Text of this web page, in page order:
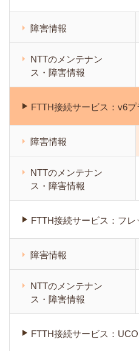
障害情報
NTTのメンテナン
ス・障害情報
FTTH接続サービス：v6プ
障害情報
NTTのメンテナン
ス・障害情報
FTTH接続サービス：フレ
障害情報
NTTのメンテナン
ス・障害情報
FTTH接続サービス：